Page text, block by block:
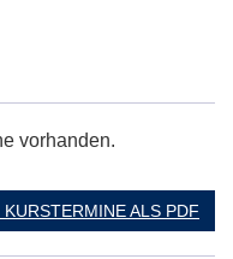
vorhanden.
ALS PDF